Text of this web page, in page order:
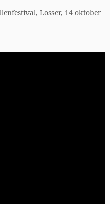
Losser, 14 oktober